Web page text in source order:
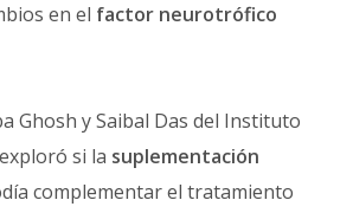
en el factor neurotrófico
Ghosh y Saibal Das del Instituto
si la suplementación
complementar el tratamiento